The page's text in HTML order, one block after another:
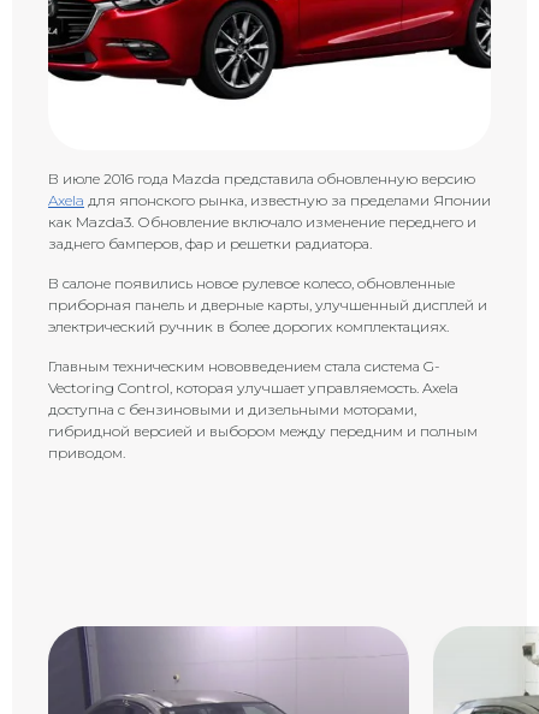
В июле 2016 года Mazda представила обновленную версию
Axela для японского рынка, известную за пределами Японии
как Mazda3. Обновление включало изменение переднего и
заднего бамперов, фар и решетки радиатора.
В салоне появились новое рулевое колесо, обновленные
приборная панель и дверные карты, улучшенный дисплей и
электрический ручник в более дорогих комплектациях.
Главным техническим нововведением стала система G-
Vectoring Control, которая улучшает управляемость. Axela
доступна с бензиновыми и дизельными моторами,
гибридной версией и выбором между передним и полным
приводом.